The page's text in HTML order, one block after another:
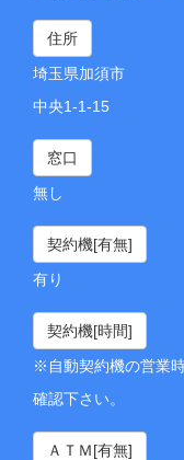
住所
埼玉県加須市
中央1-1-15
窓口
無し
契約機[有無]
有り
契約機[時間]
※自動契約機の営業
確認下さい。
ＡＴＭ[有無]